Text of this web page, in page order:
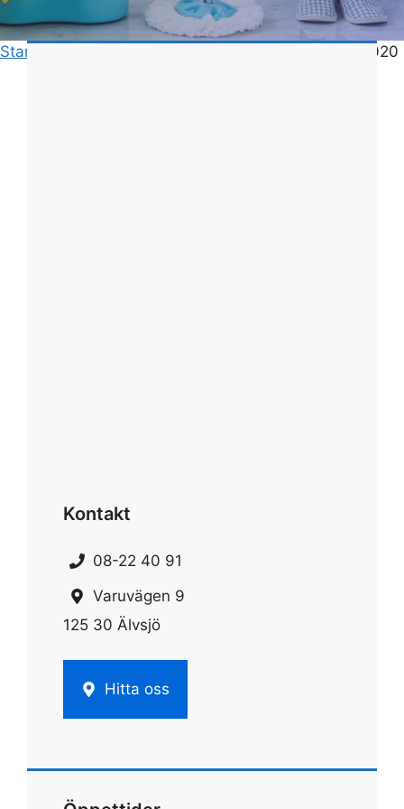
Start Vad kostar städhjälp 2020
Kontakt
08-22 40 91
Varuvägen 9
125 30 Älvsjö
Hitta oss